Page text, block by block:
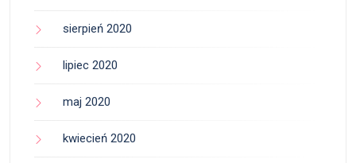
sierpień 2020
lipiec 2020
maj 2020
kwiecień 2020